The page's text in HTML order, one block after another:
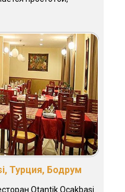
Турция, Бодрум
Otantik Ocakbasi